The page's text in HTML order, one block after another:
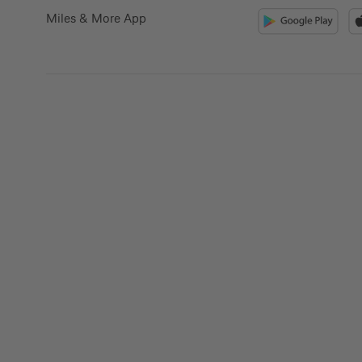
Miles & More App